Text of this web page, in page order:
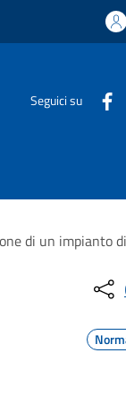
Seguici su
di un impianto